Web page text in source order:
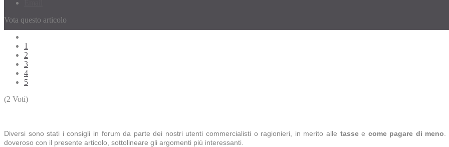
Vota questo articolo
1
2
3
4
5
(2 Voti)
Diversi sono stati i consigli in forum da parte dei nostri utenti commercialisti o ragionieri, in merito alle tassee come pagare di meno
doveroso con il presente articolo, sottolineare gli argomenti più interessanti.